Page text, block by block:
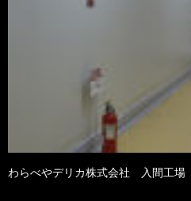
わらべやデリカ株式会社 入間工場